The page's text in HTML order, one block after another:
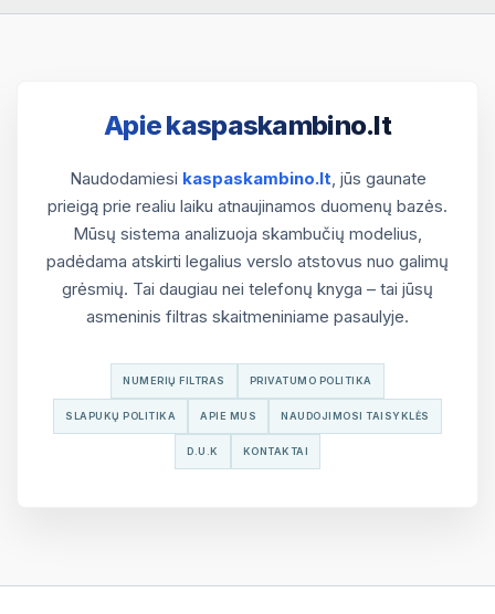
Apie kaspaskambino.lt
Naudodamiesi kaspaskambino.lt, jūs gaunate
prieigą prie realiu laiku atnaujinamos duomenų bazės.
Mūsų sistema analizuoja skambučių modelius,
padėdama atskirti legalius verslo atstovus nuo galimų
grėsmių. Tai daugiau nei telefonų knyga – tai jūsų
asmeninis filtras skaitmeniniame pasaulyje.
NUMERIŲ FILTRAS PRIVATUMO POLITIKA
SLAPUKŲ POLITIKA APIE MUS NAUDOJIMOSI TAISYKLĖS
D.U.K KONTAKTAI